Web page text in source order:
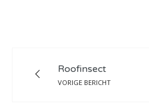
Roofinsect
VORIGE BERICHT